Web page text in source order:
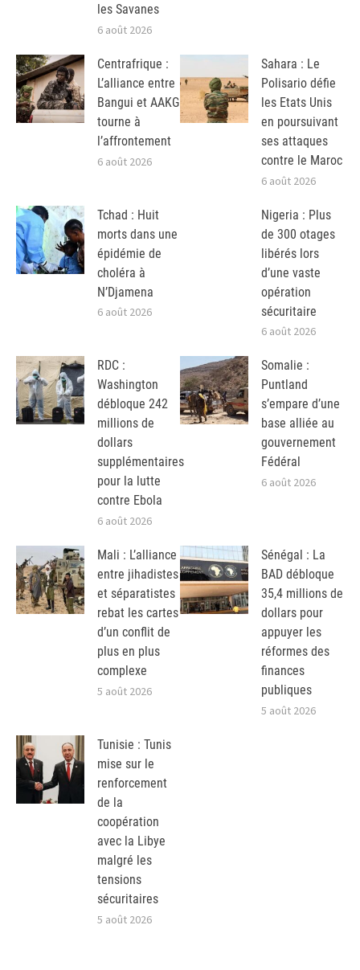
les Savanes
6 août 2026
Centrafrique :
L’alliance entre
Bangui et AAKG
tourne à
l’affrontement
6 août 2026
Sahara : Le
Polisario défie
les Etats Unis
en poursuivant
ses attaques
contre le Maroc
6 août 2026
Tchad : Huit
morts dans une
épidémie de
choléra à
N’Djamena
6 août 2026
Nigeria : Plus
de 300 otages
libérés lors
d’une vaste
opération
sécuritaire
6 août 2026
RDC :
Washington
débloque 242
millions de
dollars
supplémentaires
pour la lutte
contre Ebola
6 août 2026
Somalie :
Puntland
s’empare d’une
base alliée au
gouvernement
Fédéral
6 août 2026
Mali : L’alliance
entre jihadistes
et séparatistes
rebat les cartes
d’un conflit de
plus en plus
complexe
5 août 2026
Sénégal : La
BAD débloque
35,4 millions de
dollars pour
appuyer les
réformes des
finances
publiques
5 août 2026
Tunisie : Tunis
mise sur le
renforcement
de la
coopération
avec la Libye
malgré les
tensions
sécuritaires
5 août 2026